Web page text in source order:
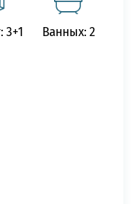
Ванных: 2